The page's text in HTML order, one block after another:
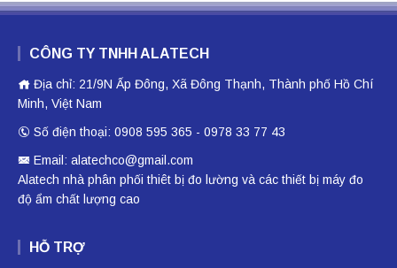
CÔNG TY TNHH ALATECH
Địa chỉ: 21/9N Ấp Đông, Xã Đông Thạnh, Thành phố Hồ Chí
Minh, Việt Nam
Số điện thoại: 0908 595 365 - 0978 33 77 43
Email: alatechco@gmail.com
Alatech nhà phân phối thiêt bị đo lường và các thiết bị máy đo
độ ẩm chất lượng cao
HỖ TRỢ